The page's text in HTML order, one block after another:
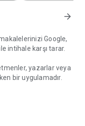
arrow_forward
Google,
intihale karşı tarar.
yazarlar veya
bir uygulamadır.
ve